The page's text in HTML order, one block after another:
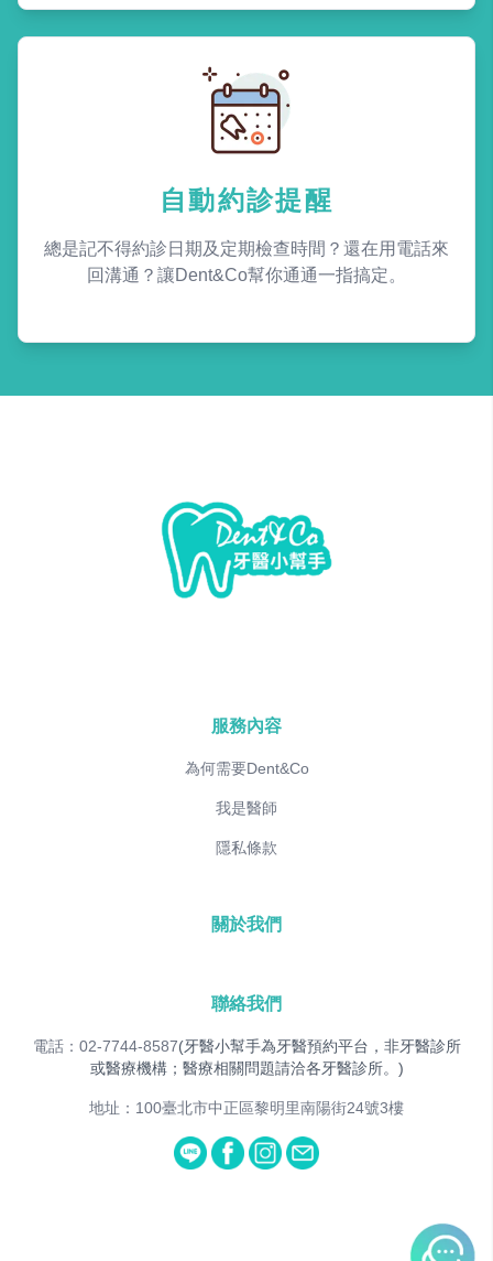
自動約診提醒
總是記不得約診日期及定期檢查時間？還在用電話來
回溝通？讓Dent&Co幫你通通一指搞定。
服務內容
為何需要Dent&Co
我是醫師
隱私條款
關於我們
聯絡我們
電話：02-7744-8587(牙醫小幫手為牙醫預約平台，非牙醫診所
或醫療機構；醫療相關問題請洽各牙醫診所。)
地址：100臺北市中正區黎明里南陽街24號3樓